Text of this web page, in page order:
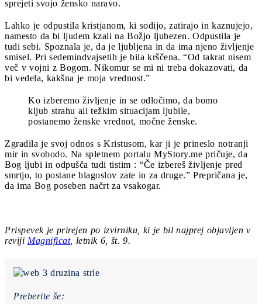
sprejeti svojo žensko naravo.
Lahko je odpustila kristjanom, ki sodijo, zatirajo in kaznujejo,
namesto da bi ljudem kzali na Božjo ljubezen. Odpustila je
tudi sebi. Spoznala je, da je ljubljena in da ima njeno življenje
smisel. Pri sedemindvajsetih je bila krščena. “Od takrat nisem
več v vojni z Bogom. Nikomur se mi ni treba dokazovati, da
bi vedela, kakšna je moja vrednost.”
Ko izberemo življenje in se odločimo, da bomo
kljub strahu ali težkim situacijam ljubile,
postanemo ženske vrednot, močne ženske.
Zgradila je svoj odnos s Kristusom, kar ji je prineslo notranji
mir in svobodo. Na spletnem portalu MyStory.me pričuje, da
Bog ljubi in odpušča tudi tistim : “Če izbereš življenje pred
smrtjo, to postane blagoslov zate in za druge.” Prepričana je,
da ima Bog poseben načrt za vsakogar.
Prispevek je prirejen po izvirniku, ki je bil najprej objavljen v
reviji Magnificat, letnik 6, št. 9.
Preberite še: